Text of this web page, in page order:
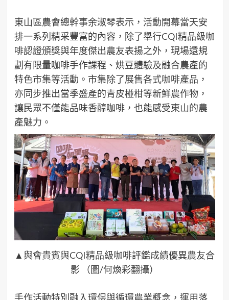
東山區農會總幹事余淑琴表示，活動開幕當天安
排一系列精采豐富的內容，除了舉行CQI精品級咖
啡認證頒獎與年度傑出農友表揚之外，現場還規
劃有限量咖啡手作課程、烘豆體驗及融合農產的
特色市集等活動。市集除了展售各式咖啡產品，
亦同步推出當季盛產的青皮椪柑等新鮮農作物，
讓民眾不僅能品味香醇咖啡，也能感受東山的農
產魅力。
▲與會貴賓與CQI精品級咖啡評鑑成績優異農友合
影 （圖/何煥彩翻攝）
手作活動特別融入環保與循環農業概念，運用落